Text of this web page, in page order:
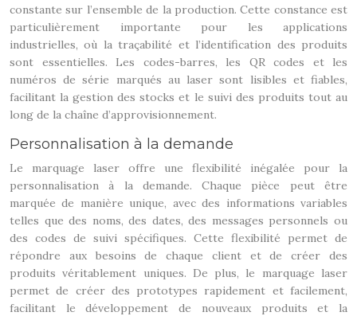
constante sur l’ensemble de la production. Cette constance est
particulièrement importante pour les applications
industrielles, où la traçabilité et l’identification des produits
sont essentielles. Les codes-barres, les QR codes et les
numéros de série marqués au laser sont lisibles et fiables,
facilitant la gestion des stocks et le suivi des produits tout au
long de la chaîne d’approvisionnement.
Personnalisation à la demande
Le marquage laser offre une flexibilité inégalée pour la
personnalisation à la demande. Chaque pièce peut être
marquée de manière unique, avec des informations variables
telles que des noms, des dates, des messages personnels ou
des codes de suivi spécifiques. Cette flexibilité permet de
répondre aux besoins de chaque client et de créer des
produits véritablement uniques. De plus, le marquage laser
permet de créer des prototypes rapidement et facilement,
facilitant le développement de nouveaux produits et la